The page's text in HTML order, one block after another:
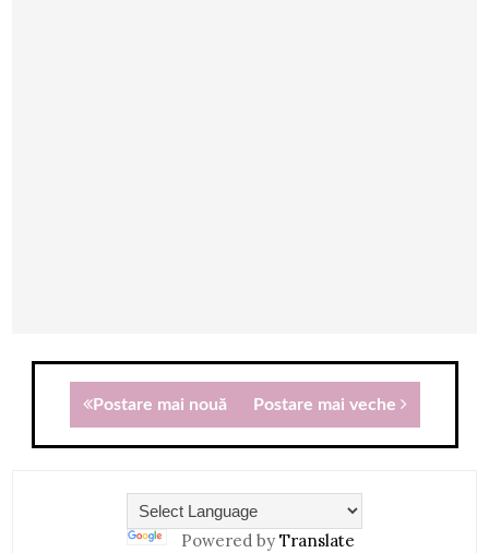
Postare mai nouă Postare mai veche
Powered by Translate